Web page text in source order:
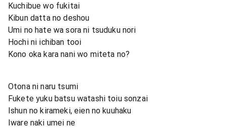
Kuchibue wo fukitai
Kibun datta no deshou
Umi no hate wa sora ni tsuduku nori
Hochi ni ichiban tooi
Kono oka kara nani wo miteta no?
Otona ni naru tsumi
Fukete yuku batsu watashi toiu sonzai
Ishun no kirameki, eien no kuuhaku
Iware naki umei ne